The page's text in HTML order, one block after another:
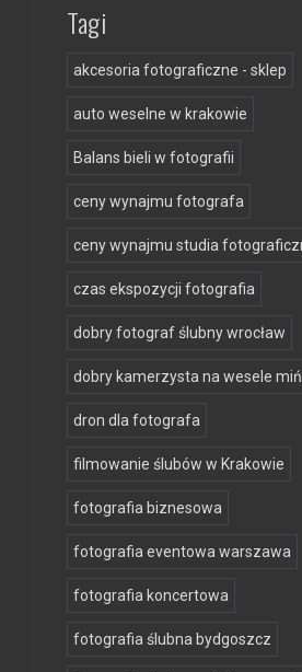
Tagi
akcesoria fotograficzne - sklep
auto weselne w krakowie
Balans bieli w fotografii
ceny wynajmu fotografa
ceny wynajmu studia
czas ekspozycji fotografia
dobry fotograf ślubny wrocław
dobry kamerzysta na wesele
dron dla fotografa
filmowanie ślubów w Krakowie
fotografia biznesowa
fotografia eventowa warszawa
fotografia koncertowa
fotografia ślubna bydgoszcz